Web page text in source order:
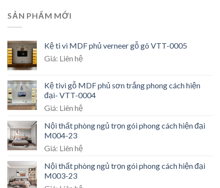
SẢN PHẨM MỚI
Kệ ti vi MDF phủ verneer gỗ gõ VTT-0005
Giá: Liên hệ
Kệ tivi gỗ MDF phủ sơn trắng phong cách hiện
đại- VTT-0004
Giá: Liên hệ
Nội thất phòng ngủ trọn gói phong cách hiện đại
M004-23
Giá: Liên hệ
Nội thất phòng ngủ trọn gói phong cách hiện đại
M003-23